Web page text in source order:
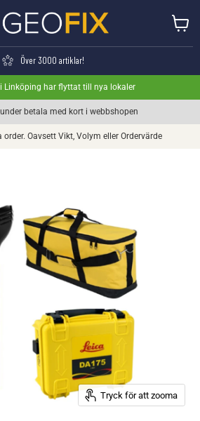
Över 3000 artiklar!
Linköping har flyttat till nya lokaler
betala med kort i webbshopen
Oavsett Vikt, Volym eller Ordervärde
Tryck för att zooma